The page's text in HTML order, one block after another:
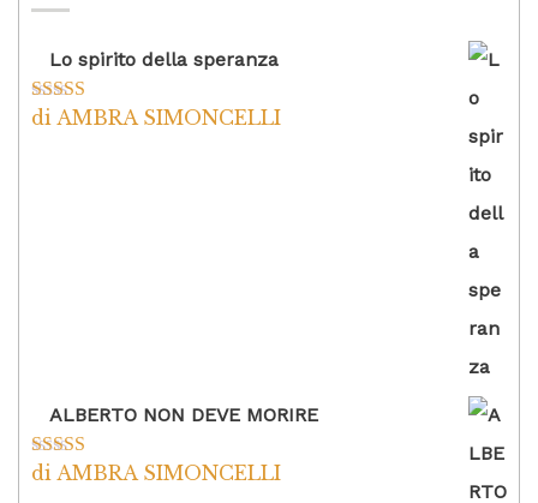
Lo spirito della speranza
Valutato5su
di AMBRA SIMONCELLI
ALBERTO NON DEVE MORIRE
Valutato5su
di AMBRA SIMONCELLI